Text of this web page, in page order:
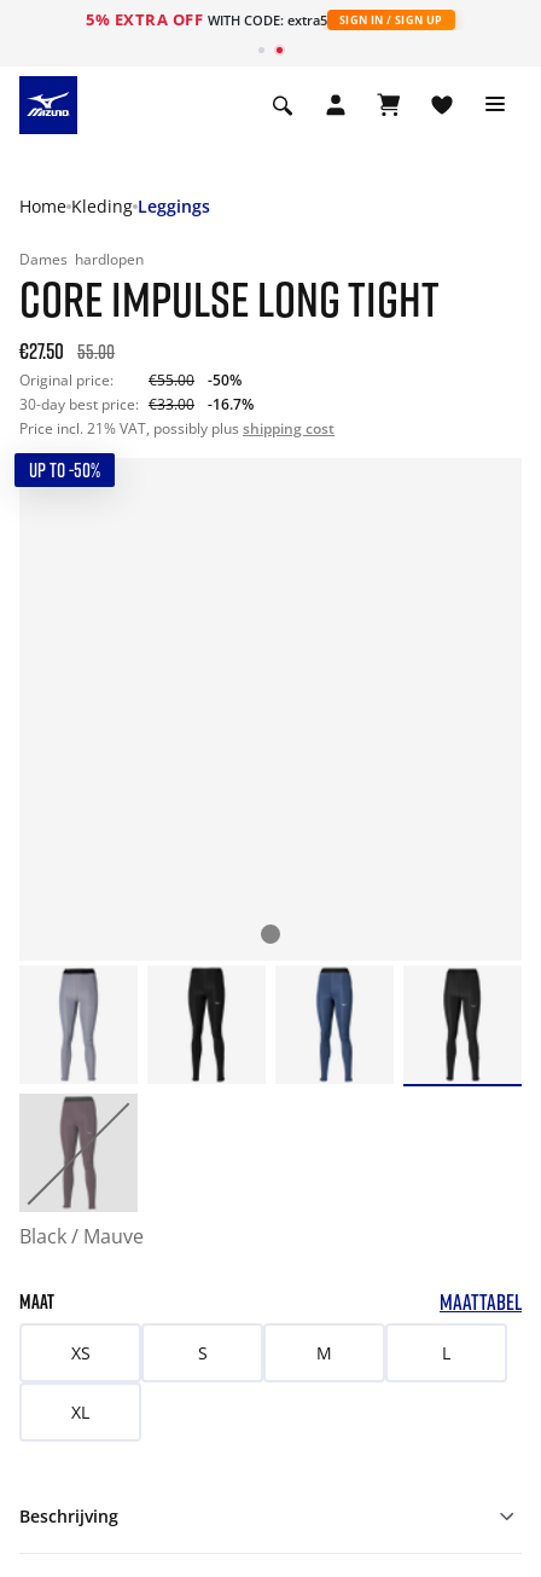
5% EXTRA OFF WITH CODE: extra5 SIGN IN / SIGN UP
Home Kleding Leggings
Dames hardlopen
CORE IMPULSE LONG TIGHT
€27.50 55.00
Original price: €55.00
-50%
30-day best price: €33.00
-16.7%
Price incl. 21% VAT, possibly plus shipping cost
UP TO -50%
Black / Mauve
MAAT MAATTABEL
XS S M L
XL
Beschrijving